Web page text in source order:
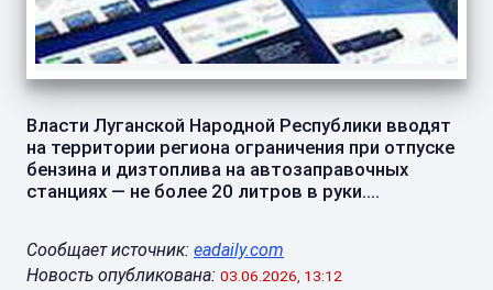
Власти Луганской Народной Республики вводят
на территории региона ограничения при отпуске
бензина и дизтоплива на автозаправочных
станциях — не более 20 литров в руки....
Сообщает источник: eadaily.com
Новость опубликована: 03.06.2026, 13:12